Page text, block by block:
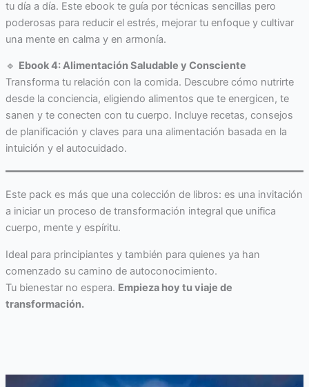
tu día a día. Este ebook te guía por técnicas sencillas pero
poderosas para reducir el estrés, mejorar tu enfoque y cultivar
una mente en calma y en armonía.
🔹 Ebook 4: Alimentación Saludable y Consciente
Transforma tu relación con la comida. Descubre cómo nutrirte
desde la conciencia, eligiendo alimentos que te energicen, te
sanen y te conecten con tu cuerpo. Incluye recetas, consejos
de planificación y claves para una alimentación basada en la
intuición y el autocuidado.
Este pack es más que una colección de libros: es una invitación
a iniciar un proceso de transformación integral que unifica
cuerpo, mente y espíritu.
Ideal para principiantes y también para quienes ya han
comenzado su camino de autoconocimiento.
Tu bienestar no espera. Empieza hoy tu viaje de
transformación.